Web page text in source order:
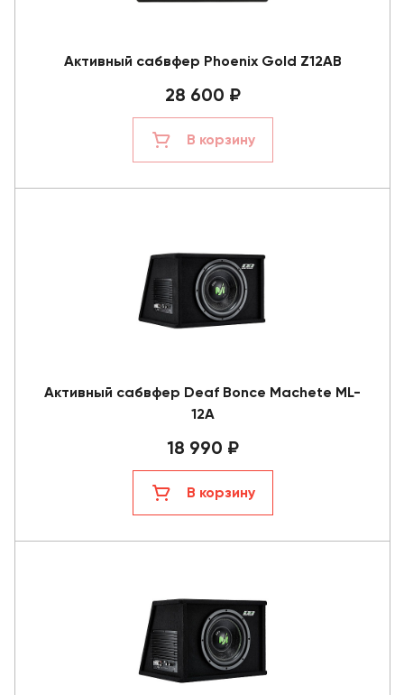
Активный сабвфер Phoenix Gold Z12AB
28 600 ₽
В корзину
Активный сабвфер Deaf Bonce Machete ML-
12A
18 990 ₽
В корзину